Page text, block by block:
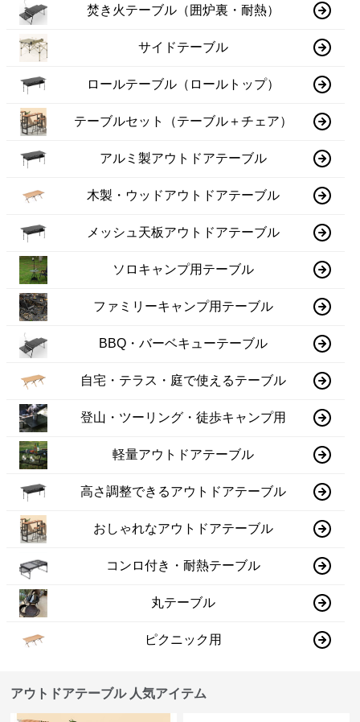
焚き火テーブル（囲炉裏・耐熱）
サイドテーブル
ロールテーブル（ロールトップ）
テーブルセット（テーブル＋チェア）
アルミ製アウトドアテーブル
木製・ウッドアウトドアテーブル
メッシュ天板アウトドアテーブル
ソロキャンプ用テーブル
ファミリーキャンプ用テーブル
BBQ・バーベキューテーブル
自宅・テラス・庭で使えるテーブル
登山・ツーリング・徒歩キャンプ用
軽量アウトドアテーブル
高さ調整できるアウトドアテーブル
おしゃれなアウトドアテーブル
コンロ付き・耐熱テーブル
丸テーブル
ピクニック用
アウトドアテーブル 人気アイテム